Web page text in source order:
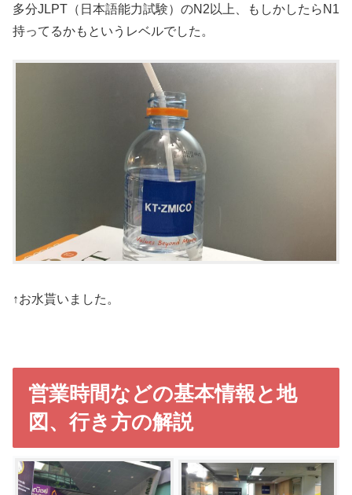
多分JLPT（日本語能力試験）のN2以上、もしかしたらN1
持ってるかもというレベルでした。
↑お水貰いました。
営業時間などの基本情報と地
図、行き方の解説